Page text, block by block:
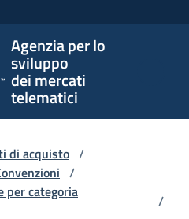
Agenzia per lo
sviluppo
dei mercati
telematici
di acquisto /
/
per categoria
/